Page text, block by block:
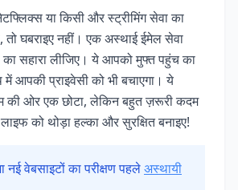
या किसी और स्ट्रीमिंग सेवा का
तो घबराइए नहीं। एक अस्थाई ईमेल सेवा
सहारा लीजिए। ये आपको मुफ्त पहुंच का
में आपकी प्राइवेसी को भी बचाएगा। ये
की ओर एक छोटा, लेकिन बहुत ज़रूरी कदम
को थोड़ा हल्का और सुरक्षित बनाइए!
नई वेबसाइटों का परीक्षण पहलेअस्थायी